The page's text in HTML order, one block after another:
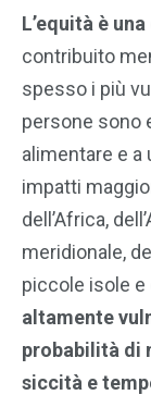
L’equità è
contribuito
spesso i più
persone sono
alimentare e a
impatti
dell’Africa,
meridionale,
piccole isole e
altamente
probabilità di
siccità e